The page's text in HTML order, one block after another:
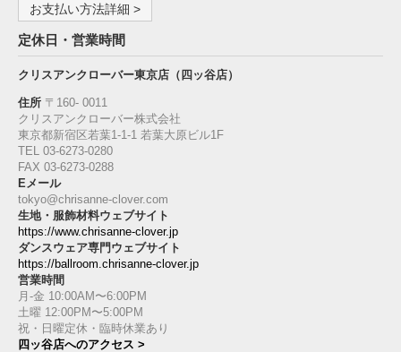
お支払い方法詳細 >
定休日・営業時間
クリスアンクローバー東京店（四ッ谷店）
住所 〒160‐ 0011
クリスアンクローバー株式会社
東京都新宿区若葉1‐1-1 若葉大原ビル1F
TEL 03-6273-0280
FAX 03-6273-0288
Eメール
tokyo@chrisanne-clover.com
生地・服飾材料ウェブサイト
https://www.chrisanne-clover.jp
ダンスウェア専門ウェブサイト
https://ballroom.chrisanne-clover.jp
営業時間
月-金 10:00AM〜6:00PM
土曜 12:00PM〜5:00PM
祝・日曜定休・臨時休業あり
四ッ谷店へのアクセス >